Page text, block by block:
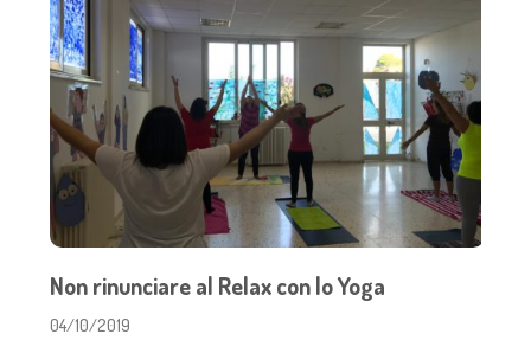
Non rinunciare al Relax con lo Yoga
04/10/2019